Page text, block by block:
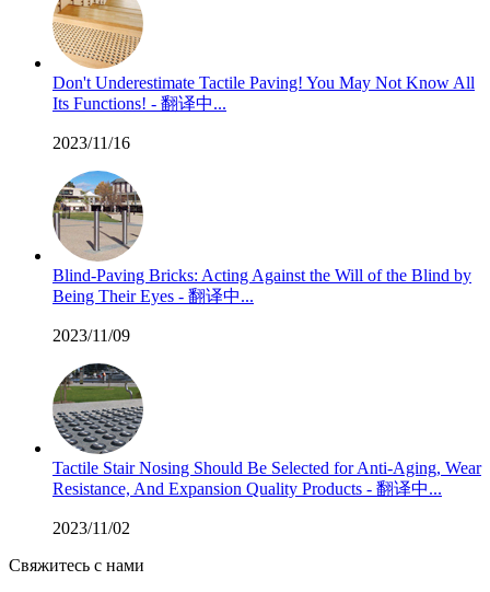
Don't Underestimate Tactile Paving! You May Not Know All
Its Functions! - 翻译中...
2023/11/16
Blind-Paving Bricks: Acting Against the Will of the Blind by
Being Their Eyes - 翻译中...
2023/11/09
Tactile Stair Nosing Should Be Selected for Anti-Aging, Wear
Resistance, And Expansion Quality Products - 翻译中...
2023/11/02
Свяжитесь с нами